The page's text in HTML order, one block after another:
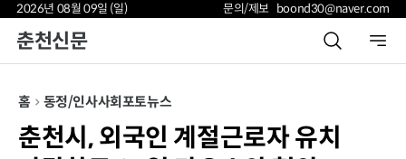
2026년 08월 09일 (일) 문의/제보 boond30@naver.com
춘천신문
홈 동정/인사사회포토뉴스
춘천시, 외국인 계절근로자 유치